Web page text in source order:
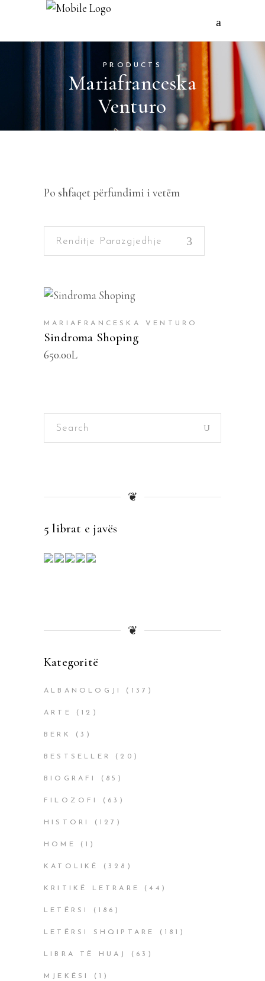
PRODUCTS
Mariafranceska
Venturo
Po shfaqet përfundimi i vetëm
Renditje Parazgjedhje
SHTOJE NË SHPORTË
MARIAFRANCESKA VENTURO
Sindroma Shoping
650.00L
Search
❦
5 librat e javës
❦
Kategoritë
ALBANOLOGJI (137)
ARTE (12)
BERK (3)
BESTSELLER (20)
BIOGRAFI (85)
FILOZOFI (63)
HISTORI (127)
HOME (1)
KATOLIKË (328)
KRITIKË LETRARE (44)
LETËRSI (186)
LETËRSI SHQIPTARE (181)
LIBRA TË HUAJ (63)
MJEKËSI (1)